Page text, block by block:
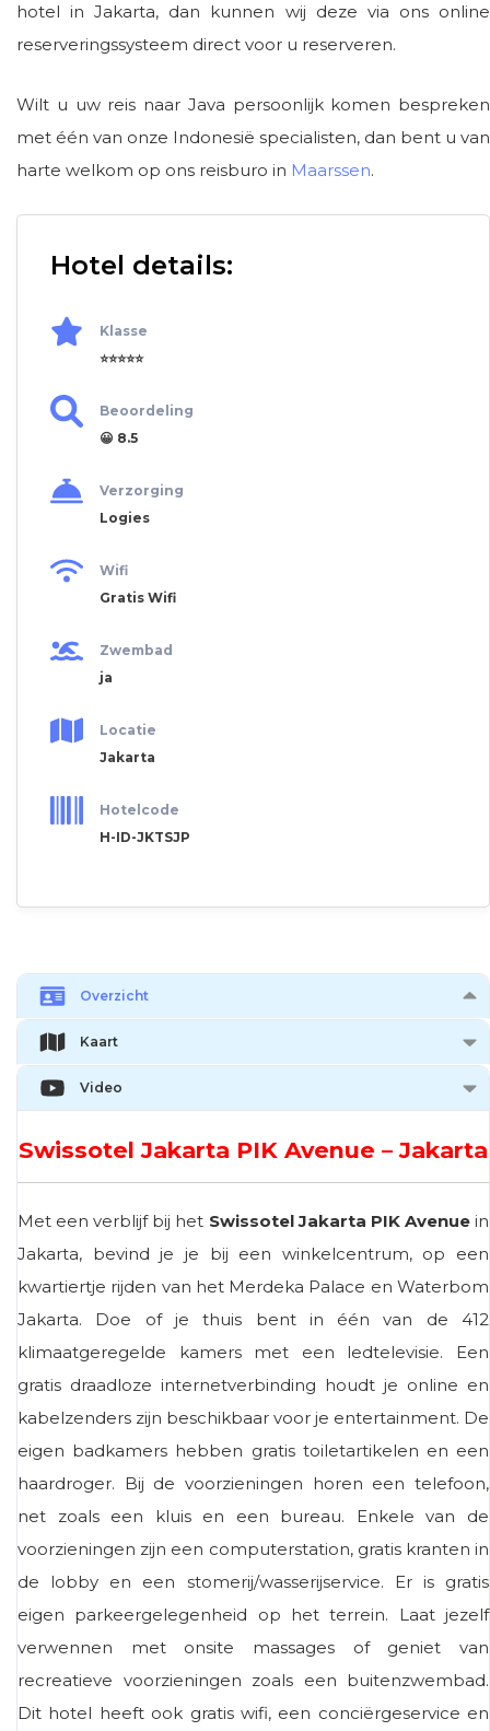
hotel in Jakarta, dan kunnen wij deze via ons online
reserveringssysteem direct voor u reserveren.
Wilt u uw reis naar Java persoonlijk komen bespreken
met één van onze Indonesië specialisten, dan bent u van
harte welkom op ons reisburo in Maarssen.
Hotel details:
Klasse
⭐⭐⭐⭐⭐
Beoordeling
😀 8.5
Verzorging
Logies
Wifi
Gratis Wifi
Zwembad
ja
Locatie
Jakarta
Hotelcode
H-ID-JKTSJP
Overzicht
Kaart
Video
Swissotel Jakarta PIK Avenue – Jakarta
Met een verblijf bij het Swissotel Jakarta PIK Avenuein
Jakarta, bevind je je bij een winkelcentrum, op een
kwartiertje rijden van het Merdeka Palace en Waterbom
Jakarta. Doe of je thuis bent in één van de 412
klimaatgeregelde kamers met een ledtelevisie. Een
gratis draadloze internetverbinding houdt je online en
kabelzenders zijn beschikbaar voor je entertainment. De
eigen badkamers hebben gratis toiletartikelen en een
haardroger. Bij de voorzieningen horen een telefoon,
net zoals een kluis en een bureau. Enkele van de
voorzieningen zijn een computerstation, gratis kranten in
de lobby en een stomerij/wasserijservice. Er is gratis
eigen parkeergelegenheid op het terrein. Laat jezelf
verwennen met onsite massages of geniet van
recreatieve voorzieningen zoals een buitenzwembad.
Dit hotel heeft ook gratis wifi, een conciërgeservice en